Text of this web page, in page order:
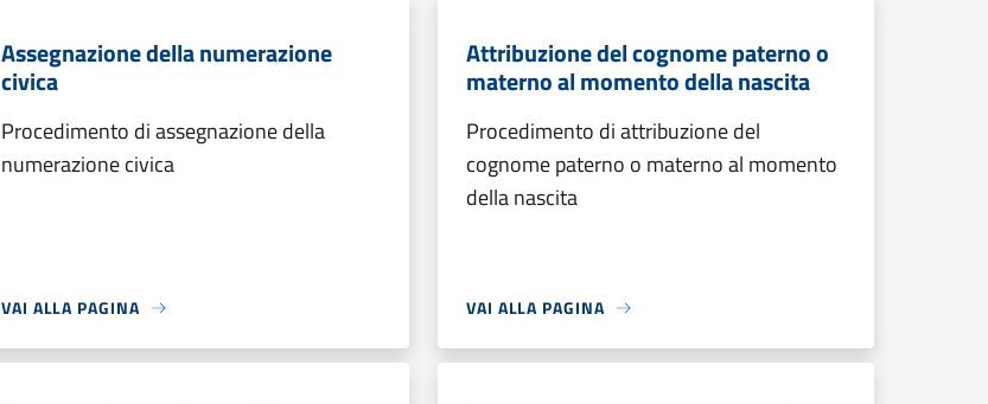
Assegnazione della numerazione
civica
Procedimento di assegnazione della
numerazione civica
VAI ALLA PAGINA
Attribuzione del cognome paterno o
materno al momento della nascita
Procedimento di attribuzione del
cognome paterno o materno al momento
della nascita
VAI ALLA PAGINA